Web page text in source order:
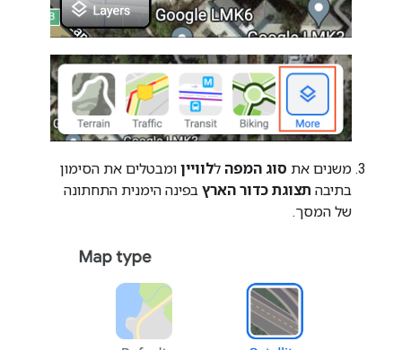
משנים את סוג המפה ללוויין ומבטלים את הסימון
בתיבה תצוגת כדור הארץ בפינה הימנית התחתונה
של המסך.